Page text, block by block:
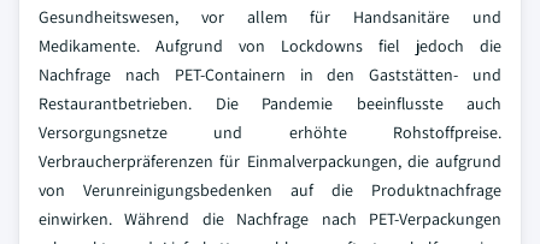
Gesundheitswesen, vor allem für Handsanitäre und
Medikamente. Aufgrund von Lockdowns fiel jedoch die
Nachfrage nach PET-Containern in den Gaststätten- und
Restaurantbetrieben. Die Pandemie beeinflusste auch
Versorgungsnetze und erhöhte Rohstoffpreise.
Verbraucherpräferenzen für Einmalverpackungen, die aufgrund
von Verunreinigungsbedenken auf die Produktnachfrage
einwirken. Während die Nachfrage nach PET-Verpackungen